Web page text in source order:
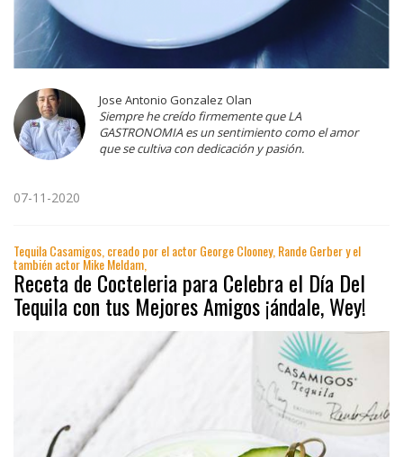
Jose Antonio Gonzalez Olan
Siempre he creído firmemente que LA
GASTRONOMIA es un sentimiento como el amor
que se cultiva con dedicación y pasión.
07-11-2020
Tequila Casamigos, creado por el actor George Clooney, Rande Gerber y el
también actor Mike Meldam,
Receta de Cocteleria para Celebra el Día Del
Tequila con tus Mejores Amigos ¡ándale, Wey!